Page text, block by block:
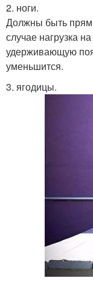
2. ноги.
Должны быть
случае нагрузка
удерживающую
уменьшится.
3. ягодицы.